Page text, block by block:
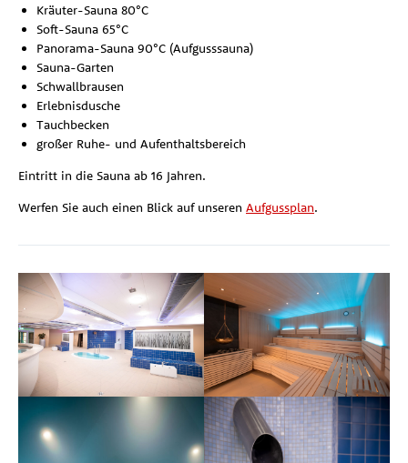
Kräuter-Sauna 80°C
Soft-Sauna 65°C
Panorama-Sauna 90°C (Aufgusssauna)
Sauna-Garten
Schwallbrausen
Erlebnisdusche
Tauchbecken
großer Ruhe- und Aufenthaltsbereich
Eintritt in die Sauna ab 16 Jahren.
Werfen Sie auch einen Blick auf unseren Aufgussplan.